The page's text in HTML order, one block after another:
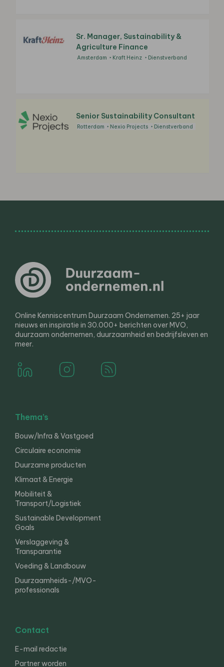
Sr. Manager, Sustainability &
Agriculture Finance
Amsterdam Kraft Heinz Dienstverband
Senior Sustainability Consultant
Rotterdam Nexio Projects Dienstverband
Online Kenniscentrum Duurzaam Ondernemen. 25+ jaar
nieuws en inspiratie in 30.000+ berichten over MVO,
duurzaam ondernemen, duurzaamheid en bedrijfsleven en
meer.
Thema’s
Bouw/Infra & Vastgoed
Circulaire economie
Duurzame producten
Klimaat & Energie
Mobiliteit &
Transport/Logistiek
Sustainable Development
Goals
Verslaggeving &
Transparantie
Voeding & Landbouw
Duurzaamheids-/MVO-
professionals
Contact
E-mail redactie
Partner worden